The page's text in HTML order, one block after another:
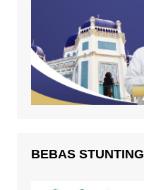
BEBAS STUNTING